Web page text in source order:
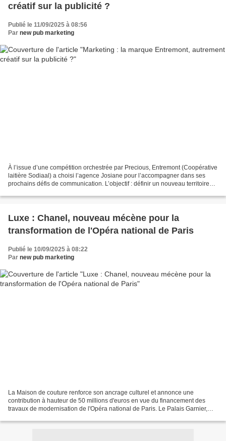
créatif sur la publicité ?
Publié le 11/09/2025 à 08:56
Par new pub marketing
À l’issue d’une compétition orchestrée par Precious, Entremont (Coopérative
laitière Sodiaal) a choisi l’agence Josiane pour l’accompagner dans ses
prochains défis de communication. L’objectif : définir un nouveau territoire
Luxe : Chanel, nouveau mécène pour la
transformation de l'Opéra national de Paris
Publié le 10/09/2025 à 08:22
Par new pub marketing
La Maison de couture renforce son ancrage culturel et annonce une
contribution à hauteur de 50 millions d'euros en vue du financement des
travaux de modernisation de l'Opéra national de Paris. Le Palais Garnier,